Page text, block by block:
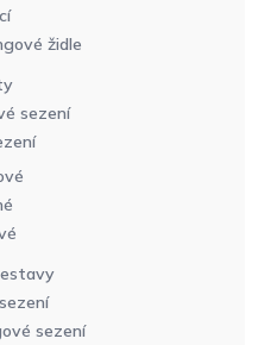
židle
sezení
sezení